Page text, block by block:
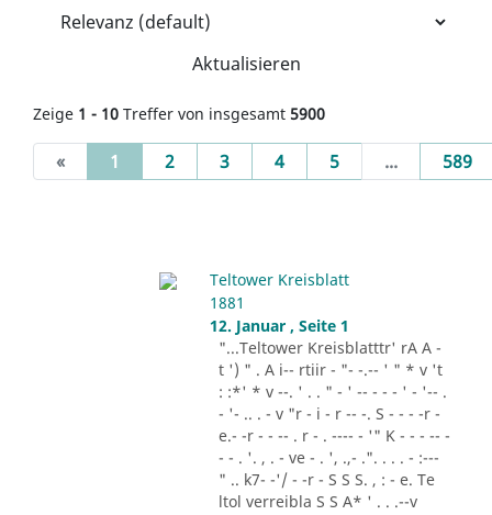
Aktualisieren
Zeige 1 - 10 Treffer von insgesamt 5900
« 1 (current)
2 3 4 5 ... 589
Teltower Kreisblatt
1881
12. Januar , Seite 1
"...Teltower Kreisblatttr' rA A -
t ') " . A i-- rtiir - "- -.-- ' " * v 't
: :*' * v --. ' . . " - ' -- - - - ' - '-- .
- '- .. . - v "r - i - r -- -. S - - - -r -
e.- -r - - -- . r - . ---- - '" K - - - -- -
- - . '. , . - ve - . ', .,- .". . . . - :---
" .. k7- -'/ - -r - S S S. , : - e. Te
ltol verreibla S S A* ' . . .--v